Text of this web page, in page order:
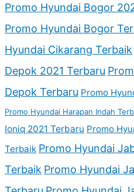
Promo Hyundai Bogor
Promo Hyundai Bogor
Hyundai Cikarang Terbaik
Depok 2021 Terbaru
Depok Terbaru Promo
Promo Hyundai Harapan Indah
Ioniq 2021 Terbaru Promo
Terbaik Promo Hyundai
Terbaik Promo Hyundai